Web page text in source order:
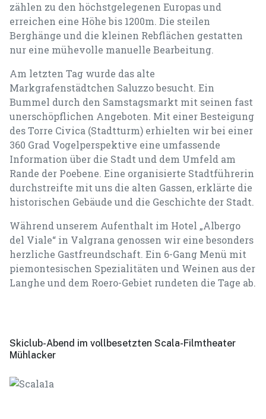
zählen zu den höchstgelegenen Europas und
erreichen eine Höhe bis 1200m. Die steilen
Berghänge und die kleinen Rebflächen gestatten
nur eine mühevolle manuelle Bearbeitung.
Am letzten Tag wurde das alte
Markgrafenstädtchen Saluzzo besucht. Ein
Bummel durch den Samstagsmarkt mit seinen fast
unerschöpflichen Angeboten. Mit einer Besteigung
des Torre Civica (Stadtturm) erhielten wir bei einer
360 Grad Vogelperspektive eine umfassende
Information über die Stadt und dem Umfeld am
Rande der Poebene. Eine organisierte Stadtführerin
durchstreifte mit uns die alten Gassen, erklärte die
historischen Gebäude und die Geschichte der Stadt.
Während unserem Aufenthalt im Hotel „Albergo
del Viale“ in Valgrana genossen wir eine besonders
herzliche Gastfreundschaft. Ein 6-Gang Menü mit
piemontesischen Spezialitäten und Weinen aus der
Langhe und dem Roero-Gebiet rundeten die Tage ab.
Skiclub-Abend im vollbesetzten Scala-Filmtheater
Mühlacker